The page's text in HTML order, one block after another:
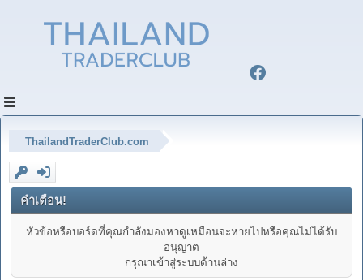
ThailandTraderClub.com
คำเตือน!
หัวข้อหรือบอร์ดที่คุณกำลังมองหาดูเหมือนจะหายไปหรือคุณไม่ได้รับ
อนุญาต
กรุณาเข้าสู่ระบบด้านล่าง